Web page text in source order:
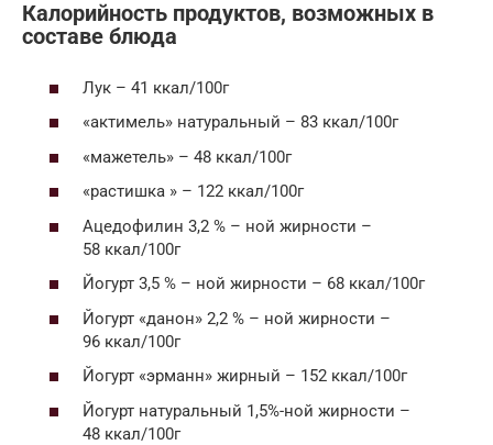
Калорийность продуктов, возможных в
составе блюда
Лук – 41 ккал/100г
«актимель» натуральный – 83 ккал/100г
«мажетель» – 48 ккал/100г
«растишка » – 122 ккал/100г
Ацедофилин 3,2 % – ной жирности –
58 ккал/100г
Йогурт 3,5 % – ной жирности – 68 ккал/100г
Йогурт «данон» 2,2 % – ной жирности –
96 ккал/100г
Йогурт «эрманн» жирный – 152 ккал/100г
Йогурт натуральный 1,5%-ной жирности –
48 ккал/100г